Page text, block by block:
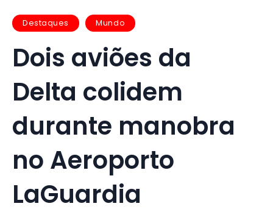
Destaques Mundo
Dois aviões da
Delta colidem
durante manobra
no Aeroporto
LaGuardia